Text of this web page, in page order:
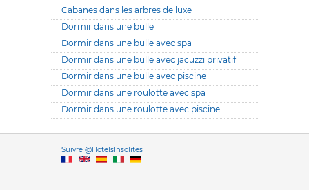
Cabanes dans les arbres de luxe
Dormir dans une bulle
Dormir dans une bulle avec spa
Dormir dans une bulle avec jacuzzi privatif
Dormir dans une bulle avec piscine
Dormir dans une roulotte avec spa
Dormir dans une roulotte avec piscine
Suivre @HotelsInsolitesVersione